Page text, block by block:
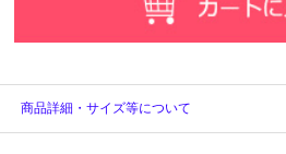
商品詳細・サイズ等について